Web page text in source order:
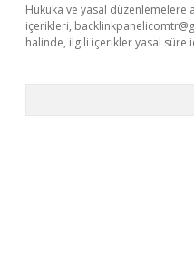
Hukuka ve yasal düzenlemelere
içerikleri,
halinde, ilgili içerikler yasal süre